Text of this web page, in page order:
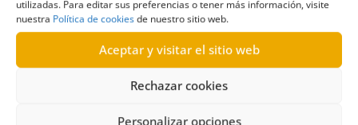
utilizadas. Para editar sus preferencias o tener más información, visite
nuestra Política de cookiesde nuestro sitio web.
Aceptar y visitar el sitio web
Rechazar cookies
Personalizar opciones